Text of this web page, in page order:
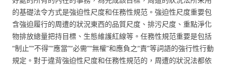
的基礎法令方式是強迫性尺度和任務性規范。強迫性尺度重要包
含強迫履行的周遭的狀況東西的品質尺度、排污尺度、重點淨化
物排放總量把持目標、生態維護紅線等。任務性規范重要是包括
“制止”“不得”“應當”“必需”“無權”和應負之“責”等詞語的強行性行動
規定。對于違背強迫性尺度和任務性規范的，周遭的狀況法都依